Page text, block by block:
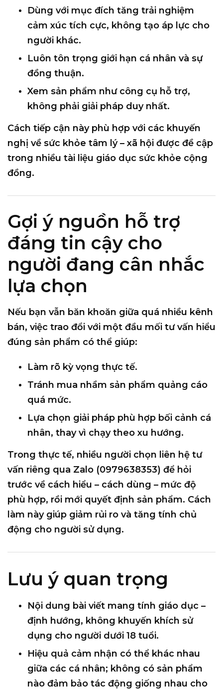
Dùng với mục đích tăng trải nghiệm
cảm xúc tích cực, không tạo áp lực cho
người khác.
Luôn tôn trọng giới hạn cá nhân và sự
đồng thuận.
Xem sản phẩm như công cụ hỗ trợ,
không phải giải pháp duy nhất.
Cách tiếp cận này phù hợp với các khuyến
nghị về sức khỏe tâm lý – xã hội được đề cập
trong nhiều tài liệu giáo dục sức khỏe cộng
đồng.
Gợi ý nguồn hỗ trợ
đáng tin cậy cho
người đang cân nhắc
lựa chọn
Nếu bạn vẫn băn khoăn giữa quá nhiều kênh
bán, việc trao đổi với một đầu mối tư vấn hiểu
đúng sản phẩm có thể giúp:
Làm rõ kỳ vọng thực tế.
Tránh mua nhầm sản phẩm quảng cáo
quá mức.
Lựa chọn giải pháp phù hợp bối cảnh cá
nhân, thay vì chạy theo xu hướng.
Trong thực tế, nhiều người chọn liên hệ tư
vấn riêng qua Zalo (0979638353) để hỏi
trước về cách hiểu – cách dùng – mức độ
phù hợp, rồi mới quyết định sản phẩm. Cách
làm này giúp giảm rủi ro và tăng tính chủ
động cho người sử dụng.
Lưu ý quan trọng
Nội dung bài viết mang tính giáo dục –
định hướng, không khuyến khích sử
dụng cho người dưới 18 tuổi.
Hiệu quả cảm nhận có thể khác nhau
giữa các cá nhân; không có sản phẩm
nào đảm bảo tác động giống nhau cho